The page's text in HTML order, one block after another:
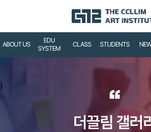
ABOUT US
EDU
SYSTEM
CLASS STUDENTS
)
“
더끌림 갤러